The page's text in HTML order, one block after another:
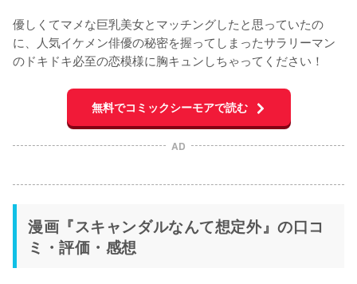
優しくてマメな巨乳美女とマッチングしたと思っていたの
に、人気イケメン俳優の秘密を握ってしまったサラリーマン
のドキドキ必至の恋模様に胸キュンしちゃってください！
無料でコミックシーモアで読む
AD
漫画『スキャンダルなんて想定外』の口コ
ミ・評価・感想